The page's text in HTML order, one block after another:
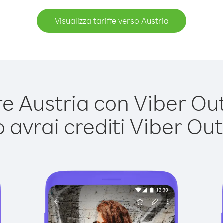
Visualizza tariffe verso Austria
Austria con Viber
avrai crediti Viber